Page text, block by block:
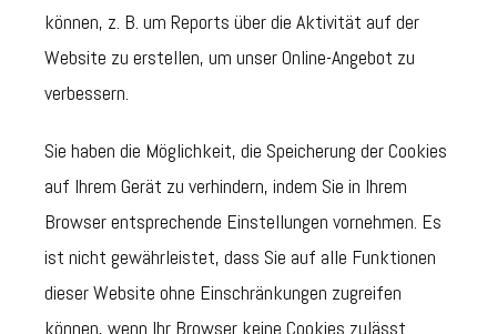
können, z. B. um Reports über die Aktivität auf der
Website zu erstellen, um unser Online-Angebot zu
verbessern.
Sie haben die Möglichkeit, die Speicherung der Cookies
auf Ihrem Gerät zu verhindern, indem Sie in Ihrem
Browser entsprechende Einstellungen vornehmen. Es
ist nicht gewährleistet, dass Sie auf alle Funktionen
dieser Website ohne Einschränkungen zugreifen
können, wenn Ihr Browser keine Cookies zulässt.